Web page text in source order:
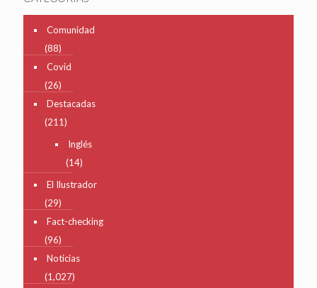
Comunidad
(88)
Covid
(26)
Destacadas
(211)
Inglés
(14)
El Ilustrador
(29)
Fact-checking
(96)
Noticias
(1,027)